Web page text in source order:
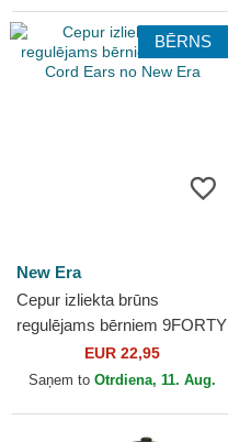
BĒRNS
New Era
Cepur izliekta brūns
regulējams bērniem 9FORTY
Cord Ears no New Era
EUR 22,95
Saņem to Otrdiena, 11. Aug.